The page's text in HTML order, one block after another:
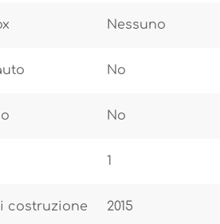
Nessuno
No
No
1
costruzione 2015